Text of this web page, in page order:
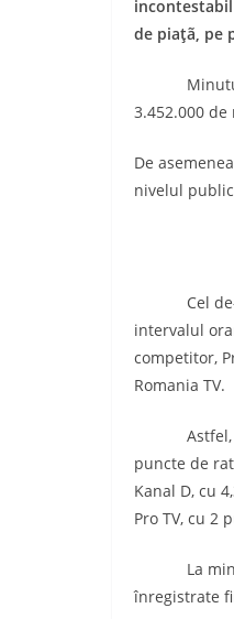
de piaţã, pe
Minutul de
3.452.000
De
nivelul
Cel de-al
intervalul
competitor,
Romania TV.
Astfel,
puncte de
Kanal D, cu
Pro TV, cu 2
La minutul
înregistrate